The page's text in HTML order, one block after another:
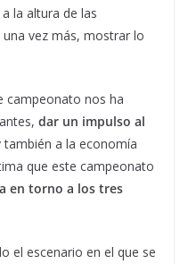
la altura de las
vez más, mostrar lo
campeonato nos ha
dar un impulso al
también a la economía
que este campeonato
en torno a los tres
el escenario en el que se